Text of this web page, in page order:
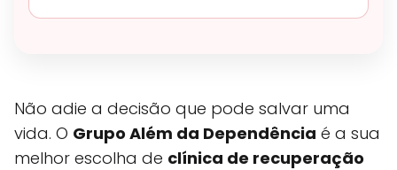
Não adie a decisão que pode salvar uma
vida. O Grupo Além da Dependência é a sua
melhor escolha de clínica de recuperação